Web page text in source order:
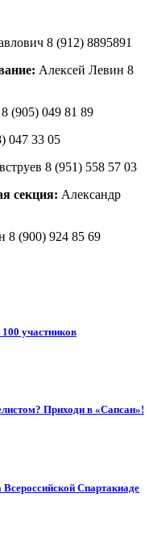
8 (912) 8895891
Алексей Левин 8
(905) 049 81 89
047 33 05
8 (951) 558 57 03
секция: Александр
8 (900) 924 85 69
участников
Приходи в «Сапсан»!
Спартакиаде